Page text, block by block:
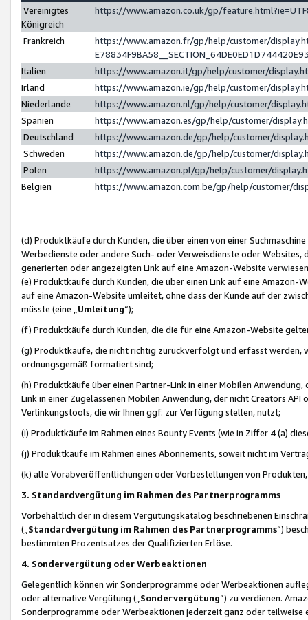
Vereinigtes
Königreich
https://www.amazon.co.uk/gp/
Frankreich
https://www.amazon.fr/gp/help/customer/
Italien
https://www.amazon.it/gp/help/customer/
Irland
https://www.amazon.ie/gp/help/customer/
Niederlande
https://www.amazon.nl/gp/help/customer/
Spanien
https://www.amazon.es/gp/help/customer/
Deutschland
https://www.amazon.de/gp/help/customer/
Schweden
https://www.amazon.de/gp/help/customer/
Polen
https://www.amazon.pl/gp/help/customer/
Belgien
https://www.amazon.com.be/gp/help/customer/
(d) Produktkäufe durch Kunden, die über einen von einer
Werbedienste oder andere Such- oder Verweisdienste oder Websites,
generierten oder angezeigten Link auf eine Amazon-Website
(e) Produktkäufe durch Kunden, die über einen Link auf eine
auf eine Amazon-Website umleitet, ohne dass der Kunde auf der
müsste (eine „ Umleitung“);
(f) Produktkäufe durch Kunden, die die für eine Amazon-Website
(g) Produktkäufe, die nicht richtig zurückverfolgt und erfasst werden,
ordnungsgemäß formatiert sind;
(h) Produktkäufe über einen Partner-Link in einer Mobilen
Link in einer Zugelassenen Mobilen Anwendung, der nicht Creators
Verlinkungstools, die wir Ihnen ggf. zur Verfügung stellen, nutzt;
(i) Produktkäufe im Rahmen eines Bounty Events (wie in Ziffer 4 (a)
(j) Produktkäufe im Rahmen eines Abonnements, soweit nicht im
(k) alle Vorabveröffentlichungen oder Vorbestellungen von
3. Standardvergütung im Rahmen des Partnerprogramms
Vorbehaltlich der in diesem Vergütungskatalog beschriebenen
(„ Standardvergütung im Rahmen des Partnerprogramms“)
bestimmten Prozentsatzes der Qualifizierten Erlöse.
4. Sondervergütung oder Werbeaktionen
Gelegentlich können wir Sonderprogramme oder Werbeaktionen
oder alternative Vergütung („ Sondervergütung”) zu verdienen.
Sonderprogramme oder Werbeaktionen jederzeit ganz oder